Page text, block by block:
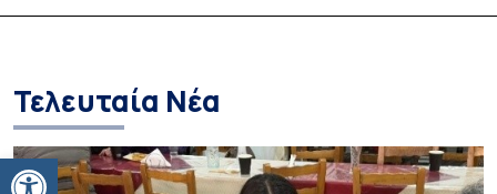
Ανοίξτε τη γραμμή εργαλείων
υποψηφίων
Τελευταία Νέα